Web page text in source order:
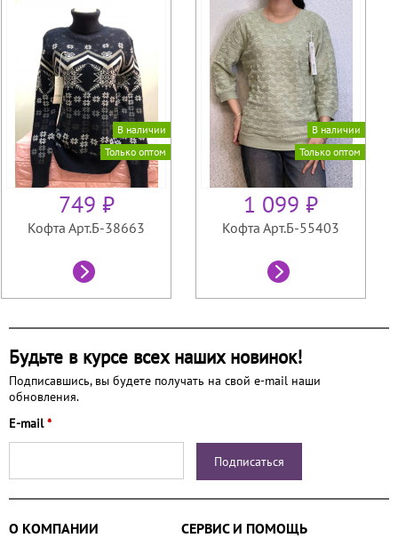
В наличии
Только оптом
749 ₽
Кофта Арт.Б-38663
В наличии
Только оптом
1 099 ₽
Кофта Арт.Б-55403
Будьте в курсе всех наших новинок!
Подписавшись, вы будете получать на свой e-mail наши
обновления.
E-mail*
О КОМПАНИИ
СЕРВИС И ПОМОЩЬ